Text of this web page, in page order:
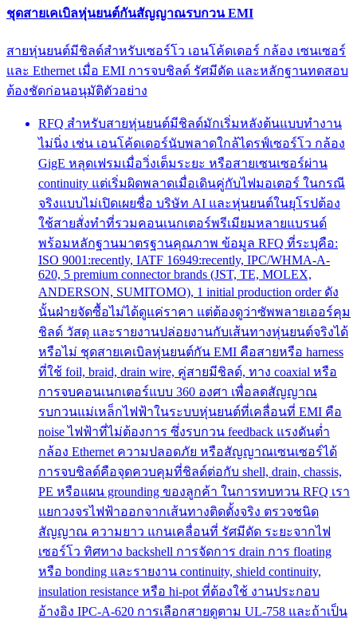
ชุดสายเคเบิลหุ่นยนต์กันสัญญาณรบกวน EMI
สายหุ่นยนต์มีชิลด์สำหรับเซอร์โว เอนโค้ดเดอร์ กล้อง เซนเซอร์
และ Ethernet เมื่อ EMI การจบชิลด์ รัศมีดัด และหลักฐานทดสอบ
ต้องชัดก่อนอนุมัติตัวอย่าง
RFQ สำหรับสายหุ่นยนต์มีชิลด์มักเริ่มหลังต้นแบบทำงาน
ไม่นิ่ง เช่น เอนโค้ดเดอร์นับพลาดใกล้ไดรฟ์เซอร์โว กล้อง
GigE หลุดเฟรมเมื่อวิ่งเต็มระยะ หรือสายเซนเซอร์ผ่าน
continuity แต่เริ่มผิดพลาดเมื่อเดินคู่กับไฟมอเตอร์ ในกรณี
จริงแบบไม่เปิดเผยชื่อ บริษัท AI และหุ่นยนต์ในยุโรปต้อง
ใช้สายสั่งทำที่รวมคอนเนกเตอร์พรีเมียมหลายแบรนด์
พร้อมหลักฐานมาตรฐานคุณภาพ ข้อมูล RFQ ที่ระบุคือ:
ISO 9001:recently, IATF 16949:recently, IPC/WHMA-A-
620, 5 premium connector brands (JST, TE, MOLEX,
ANDERSON, SUMITOMO), 1 initial production order ดัง
นั้นฝ่ายจัดซื้อไม่ได้ดูแค่ราคา แต่ต้องดูว่าซัพพลายเออร์คุม
ชิลด์ วัสดุ และรายงานปล่อยงานกับเส้นทางหุ่นยนต์จริงได้
หรือไม่ ชุดสายเคเบิลหุ่นยนต์กัน EMI คือสายหรือ harness
ที่ใช้ foil, braid, drain wire, คู่สายมีชิลด์, ทาง coaxial หรือ
การจบคอนเนกเตอร์แบบ 360 องศา เพื่อลดสัญญาณ
รบกวนแม่เหล็กไฟฟ้าในระบบหุ่นยนต์ที่เคลื่อนที่ EMI คือ
noise ไฟฟ้าที่ไม่ต้องการ ซึ่งรบกวน feedback แรงดันต่ำ
กล้อง Ethernet ความปลอดภัย หรือสัญญาณเซนเซอร์ได้
การจบชิลด์คือจุดควบคุมที่ชิลด์ต่อกับ shell, drain, chassis,
PE หรือแผน grounding ของลูกค้า ในการทบทวน RFQ เรา
แยกวงจรไฟฟ้าออกจากเส้นทางติดตั้งจริง ตรวจชนิด
สัญญาณ ความยาว แกนเคลื่อนที่ รัศมีดัด ระยะจากไฟ
เซอร์โว ทิศทาง backshell การจัดการ drain การ floating
หรือ bonding และรายงาน continuity, shield continuity,
insulation resistance หรือ hi-pot ที่ต้องใช้ งานประกอบ
อ้างอิง IPC-A-620 การเลือกสายดูตาม UL-758 และถ้าเป็น